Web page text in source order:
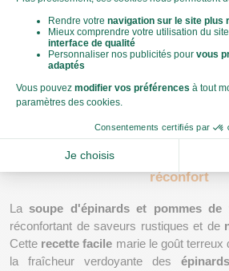
sauce.
Servez chaud, parsemé de
pour une expérience culinaire
Pour les amateurs de traditions
les épinards à la florentine
Soupe d'épinards et pommes de
réconfort
La soupe d'épinards et pommes de
réconfortant de saveurs rustiques et de
Cette recette facile marie le goût
la fraîcheur verdoyante des épinards